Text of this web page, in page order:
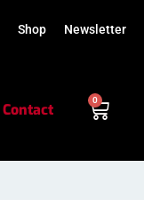
Shop Newsletter
Contact
0